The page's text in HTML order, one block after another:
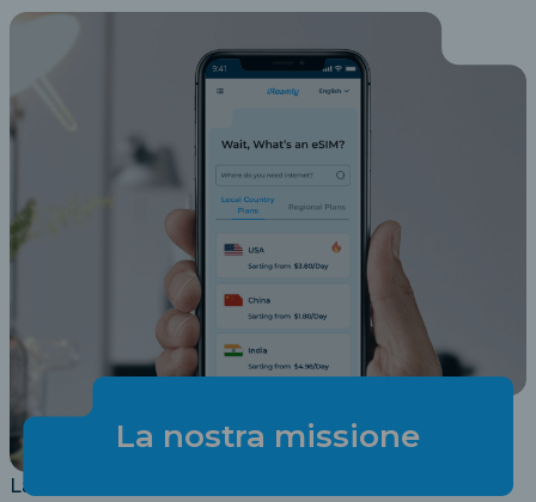
La nostra missione
La nostra missione in iRoamly è mantenerti